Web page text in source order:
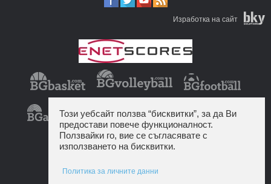
Изработка на сайт
Този уебсайт ползва “бисквитки”, за да Ви
предостави повече функционалност.
Ползвайки го, вие се съгласявате с
използването на бисквитки.
Политика за личните данни